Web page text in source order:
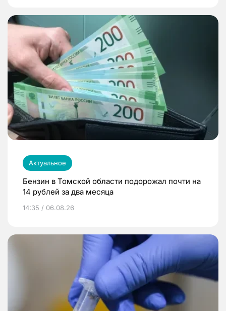
Актуальное
Бензин в Томской области подорожал почти на
14 рублей за два месяца
14:35 / 06.08.26